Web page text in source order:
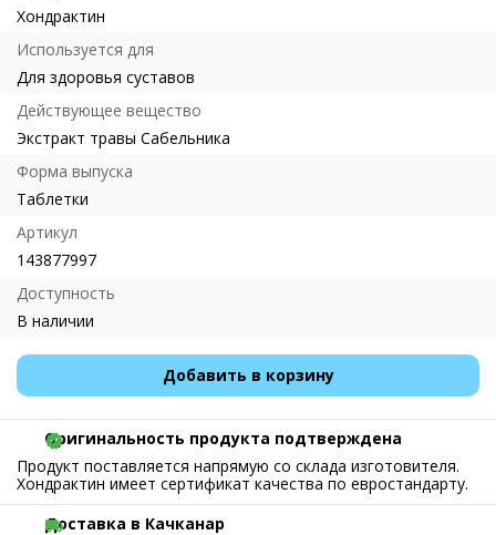
Хондрактин
Используется для
Для здоровья суставов
Действующее вещество
Экстракт травы Сабельника
Форма выпуска
Таблетки
Артикул
143877997
Доступность
В наличии
Добавить в корзину
Оригинальность продукта подтверждена
Продукт поставляется напрямую со склада изготовителя.
Хондрактин имеет сертификат качества по евростандарту.
Доставка в Качканар